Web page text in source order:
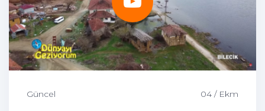
Güncel 04 / Ekm